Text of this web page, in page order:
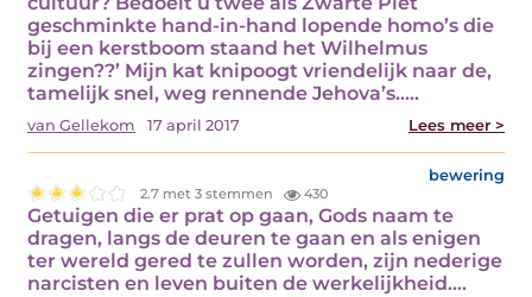
geschminkte hand-in-hand lopende homo’s die
bij een kerstboom staand het Wilhelmus
zingen??’ Mijn kat knipoogt vriendelijk naar de,
tamelijk snel, weg rennende Jehova’s..…
van Gellekom 17 april 2017 Lees meer >
bewering
2.7 met 3 stemmen 430
Getuigen die er prat op gaan, Gods naam te
dragen, langs de deuren te gaan en als enigen
ter wereld gered te zullen worden, zijn nederige
narcisten en leven buiten de werkelijkheid.…